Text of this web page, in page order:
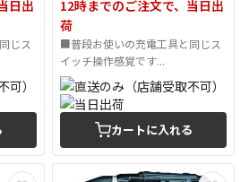
日出
じス
12時までのご注文で、当日出
荷
■普段お使いの充電工具と同じス
イッチ操作感覚です...
カートに入れる